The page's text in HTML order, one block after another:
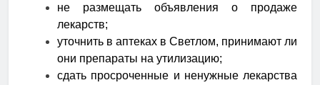
не размещать объявления о продаже
лекарств;
уточнить в аптеках в Светлом, принимают ли
они препараты на утилизацию;
сдать просроченные и ненужные лекарства